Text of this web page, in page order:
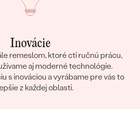
Inovácie
remeslom, ktoré ctí ručnú prácu,
aj moderné technológie.
s inováciou a vyrábame pre vás to
z každej oblasti.